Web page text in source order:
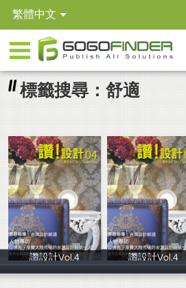
繁體中文
標籤搜尋：舒適
讚設計Vol.4
台灣多媒體整合
讚設計Vol.4
台灣多媒體整合